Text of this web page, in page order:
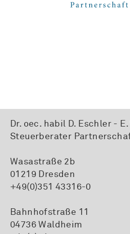
Dr. oec. habil D. Eschler -
Steuerberater
Wasastraße 2b
01219 Dresden
+49(0)351 43316-0
Bahnhofstraße 11
04736 Waldheim